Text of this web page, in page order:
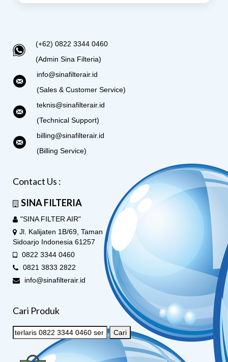
(+62) 0822 3344 0460
(Admin Sina Filteria)
info@sinafilterair.id
(Sales & Customer Service)
teknis@sinafilterair.id
(Technical Support)
billing@sinafilterair.id
(Billing Service)
Contact Us :
SINA FILTERIA
"SINA FILTER AIR"
Jl. Kalijaten 1B/69, Taman
Sidoarjo Indonesia 61257
0822 3344 0460
0821 3833 2822
info@sinafilterair.id
Cari Produk
Cari